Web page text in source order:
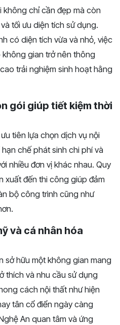
không chỉ cần đẹp mà còn
tối ưu diện tích sử dụng.
có diện tích vừa và nhỏ, việc
gian trở nên thông
trải nghiệm sinh hoạt hằng
gói giúp tiết kiệm thời
tiên lựa chọn dịch vụ nội
chế phát sinh chi phí và
nhiều đơn vị khác nhau. Quy
xuất đến thi công giúp đảm
bộ công trình cũng như
và cá nhân hóa
sở hữu một không gian mang
thích và nhu cầu sử dụng
cách nội thất như hiện
tân cổ điển ngày càng
An quan tâm và ứng